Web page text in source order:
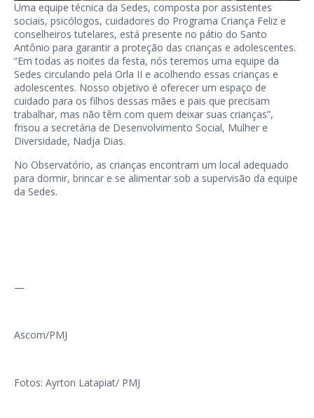
Uma equipe técnica da Sedes, composta por assistentes
sociais, psicólogos, cuidadores do Programa Criança Feliz e
conselheiros tutelares, está presente no pátio do Santo
Antônio para garantir a proteção das crianças e adolescentes.
“Em todas as noites da festa, nós teremos uma equipe da
Sedes circulando pela Orla II e acolhendo essas crianças e
adolescentes. Nosso objetivo é oferecer um espaço de
cuidado para os filhos dessas mães e pais que precisam
trabalhar, mas não têm com quem deixar suas crianças”,
frisou a secretária de Desenvolvimento Social, Mulher e
Diversidade, Nadja Dias.
No Observatório, as crianças encontram um local adequado
para dormir, brincar e se alimentar sob a supervisão da equipe
da Sedes.
—
Ascom/PMJ
Fotos: Ayrton Latapiat/ PMJ